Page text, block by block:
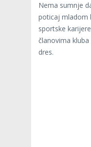
Nema sumnje
poticaj mladom
sportske
članovima
dres.